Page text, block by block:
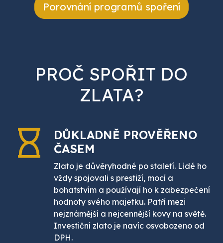
Porovnání programů spoření
PROČ SPOŘIT DO
ZLATA?
DŮKLADNĚ PROVĚŘENO
ČASEM
Zlato je důvěryhodné po staletí. Lidé ho
vždy spojovali s prestiží, mocí a
bohatstvím a používají ho k zabezpečení
hodnoty svého majetku. Patří mezi
nejznámější a nejcennější kovy na světě.
Investiční zlato je navíc osvobozeno od
DPH.